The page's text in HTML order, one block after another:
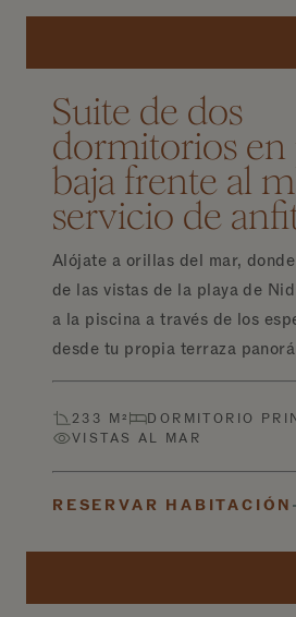
Suite de dos
dormitorios en
baja frente al
servicio de
Alójate a orillas del mar,
de las vistas de la playa de
a la piscina a través de los
desde tu propia terraza
233 M²
DORMITORIO
VISTAS AL MAR
RESERVAR HABITACIÓN